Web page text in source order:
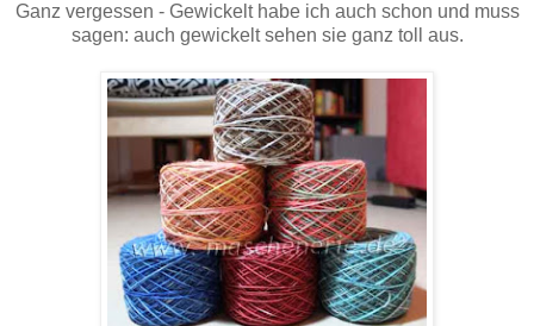
Ganz vergessen - Gewickelt habe ich auch schon und muss
sagen: auch gewickelt sehen sie ganz toll aus.